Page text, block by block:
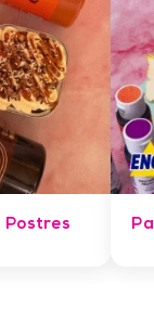
Postres